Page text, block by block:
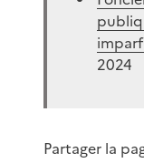
2024
Partager la